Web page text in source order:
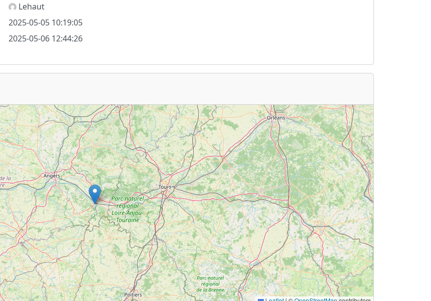
Lehaut
2025-05-05 10:19:05
2025-05-06 12:44:26